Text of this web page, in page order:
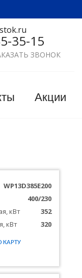
35-15
ЗВОНОК
Акции
WP13D385E200
400/230
кВт
352
кВт
320
КАРТУ